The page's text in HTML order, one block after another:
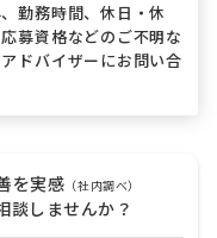
勤務時間、休日・休
募資格などのご不明な
ドバイザーにお問い合
を実感 （社内調べ）
談しませんか？